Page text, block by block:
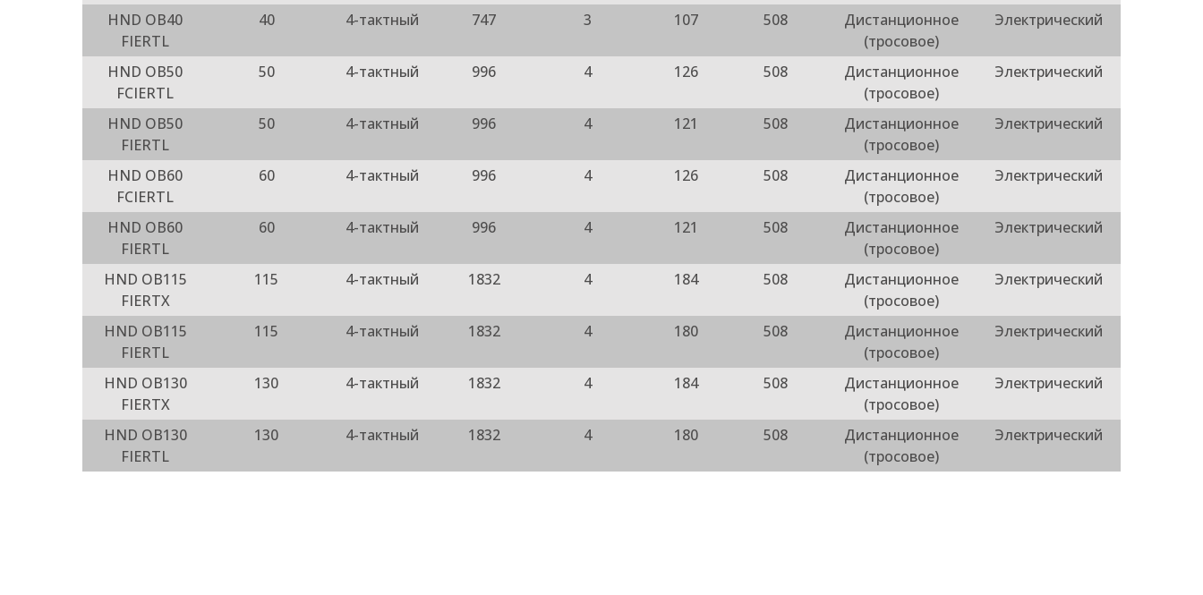
HND OB40
FIERTL
40 4-тактный 747 3 107 508
Дистанционное
(тросовое)
Электрический
HND OB50
FCIERTL
50 4-тактный 996 4 126 508
Дистанционное
(тросовое)
Электрический
HND OB50
FIERTL
50 4-тактный 996 4 121 508
Дистанционное
(тросовое)
Электрический
HND OB60
FCIERTL
60 4-тактный 996 4 126 508
Дистанционное
(тросовое)
Электрический
HND OB60
FIERTL
60 4-тактный 996 4 121 508
Дистанционное
(тросовое)
Электрический
HND OB115
FIERTX
115 4-тактный 1832 4 184 508
Дистанционное
(тросовое)
Электрический
HND OB115
FIERTL
115 4-тактный 1832 4 180 508
Дистанционное
(тросовое)
Электрический
HND OB130
FIERTX
130 4-тактный 1832 4 184 508
Дистанционное
(тросовое)
Электрический
HND OB130
FIERTL
130 4-тактный 1832 4 180 508
Дистанционное
(тросовое)
Электрический